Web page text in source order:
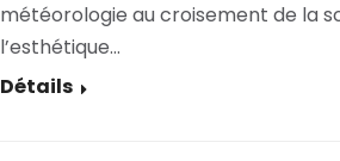
météorologie au croisement de la
l’esthétique…
Détails